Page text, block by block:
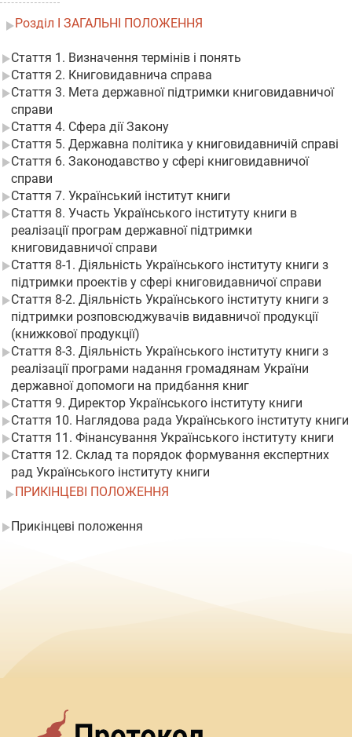
Розділ I ЗАГАЛЬНІ ПОЛОЖЕННЯ
Стаття 1. Визначення термінів і понять
Стаття 2. Книговидавнича справа
Стаття 3. Мета державної підтримки книговидавничої
справи
Стаття 4. Сфера дії Закону
Стаття 5. Державна політика у книговидавничій справі
Стаття 6. Законодавство у сфері книговидавничої
справи
Стаття 7. Український інститут книги
Стаття 8. Участь Українського інституту книги в
реалізації програм державної підтримки
книговидавничої справи
Стаття 8-1. Діяльність Українського інституту книги з
підтримки проектів у сфері книговидавничої справи
Стаття 8-2. Діяльність Українського інституту книги з
підтримки розповсюджувачів видавничої продукції
(книжкової продукції)
Стаття 8-3. Діяльність Українського інституту книги з
реалізації програми надання громадянам України
державної допомоги на придбання книг
Стаття 9. Директор Українського інституту книги
Стаття 10. Наглядова рада Українського інституту книги
Стаття 11. Фінансування Українського інституту книги
Стаття 12. Склад та порядок формування експертних
рад Українського інституту книги
ПРИКІНЦЕВІ ПОЛОЖЕННЯ
Прикінцеві положення